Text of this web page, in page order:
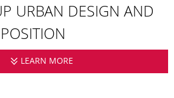
URBAN DESIGN AND
LEARN MORE